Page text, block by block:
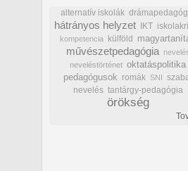
alternatív iskolák
hátrányos helyzet IKT
kompetencia külföld
művészetpedagógia
neveléstörténet oktatáspolitika
pedagógusok romák SNI
nevelés tantárgy-pedagógia
örökség